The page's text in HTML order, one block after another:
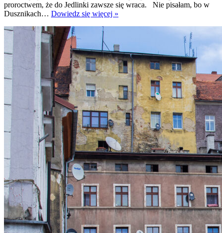
proroctwem, że do Jedlinki zawsze się wraca. Nie pisałam, bo w
Dusznikach… Dowiedz się więcej »